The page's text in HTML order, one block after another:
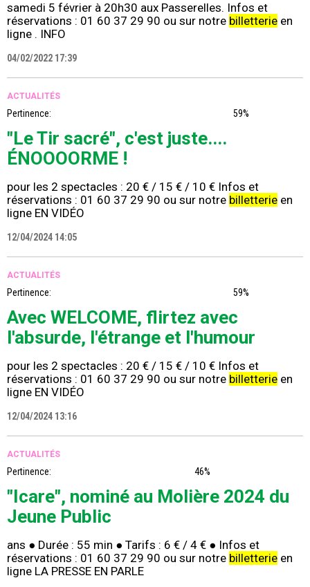
samedi 5 février à 20h30 aux Passerelles. Infos et
réservations : 01 60 37 29 90 ou sur notre billetterie en
ligne . INFO
04/02/2022 17:39
ACTUALITÉS
Pertinence: 59%
"Le Tir sacré", c'est juste....
ÉNOOOORME !
pour les 2 spectacles : 20 € / 15 € / 10 € Infos et
réservations : 01 60 37 29 90 ou sur notre billetterie en
ligne EN VIDÉO
12/04/2024 14:05
ACTUALITÉS
Pertinence: 59%
Avec WELCOME, flirtez avec
l'absurde, l'étrange et l'humour
pour les 2 spectacles : 20 € / 15 € / 10 € Infos et
réservations : 01 60 37 29 90 ou sur notre billetterie en
ligne EN VIDÉO
12/04/2024 13:16
ACTUALITÉS
Pertinence: 46%
"Icare", nominé au Molière 2024 du
Jeune Public
ans ● Durée : 55 min ● Tarifs : 6 € / 4 € ● Infos et
réservations : 01 60 37 29 90 ou sur notre billetterie en
ligne LA PRESSE EN PARLE